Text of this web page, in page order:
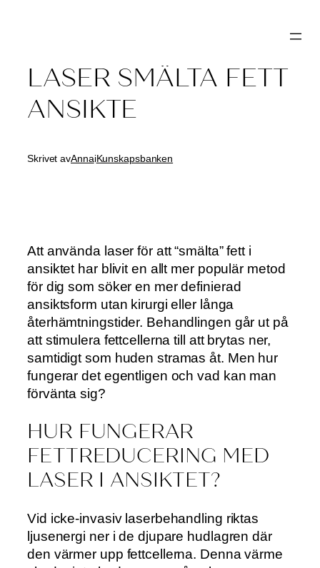
innehåll
LASER SMÄLTA FETT
ANSIKTE
Skrivet avAnnaiKunskapsbanken
Att använda laser för att “smälta” fett i
ansiktet har blivit en allt mer populär metod
för dig som söker en mer definierad
ansiktsform utan kirurgi eller långa
återhämtningstider. Behandlingen går ut på
att stimulera fettcellerna till att brytas ner,
samtidigt som huden stramas åt. Men hur
fungerar det egentligen och vad kan man
förvänta sig?
HUR FUNGERAR
FETTREDUCERING MED
LASER I ANSIKTET?
Vid icke-invasiv laserbehandling riktas
ljusenergi ner i de djupare hudlagren där
den värmer upp fettcellerna. Denna värme